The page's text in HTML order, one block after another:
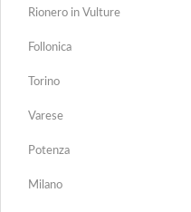
Rionero in Vulture
Follonica
Torino
Varese
Potenza
Milano